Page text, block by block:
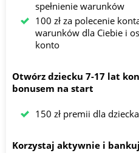
spełnienie warunków
100 zł za polecenie
warunków dla Ciebie i
konto
Otwórz dziecku 7-17 lat
bonusem na start
150 zł premii dla
Korzystaj aktywnie i